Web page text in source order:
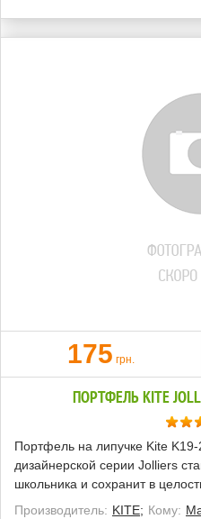
175 грн.
ПОРТФЕЛЬ KITE
Портфель на липучке Kite K19-
дизайнерской серии Jolliers
школьника и сохранит в
Производитель: KITE; Кому: